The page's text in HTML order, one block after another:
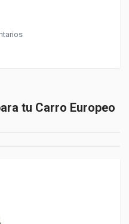
tu Carro Europeo